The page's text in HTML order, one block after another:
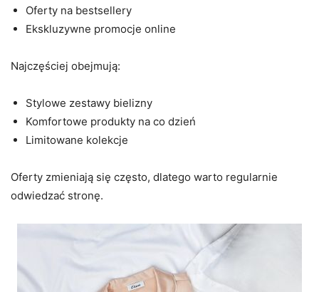
Oferty na bestsellery
Ekskluzywne promocje online
Najczęściej obejmują:
Stylowe zestawy bielizny
Komfortowe produkty na co dzień
Limitowane kolekcje
Oferty zmieniają się często, dlatego warto regularnie
odwiedzać stronę.